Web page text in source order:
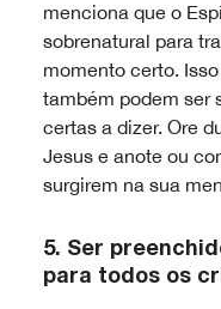
menciona que o
sobrenatural para
momento certo.
também podem ser
certas a dizer. Ore
Jesus e anote ou
surgirem na sua
5. Ser
para todos os